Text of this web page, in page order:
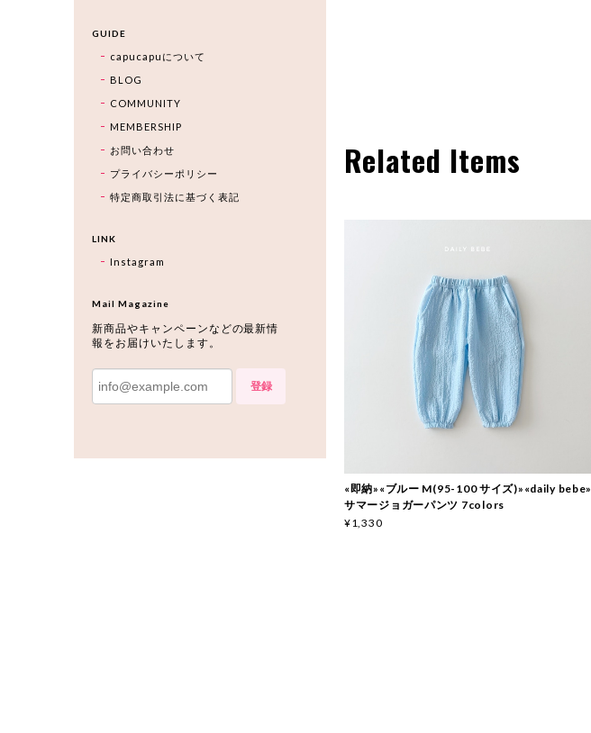
Related Items
«即納»«ブルー M(95-100 サイズ)»«daily bebe»
サマージョガーパンツ 7colors
¥1,330
GUIDE
capucapuについて
BLOG
COMMUNITY
MEMBERSHIP
お問い合わせ
プライバシーポリシー
特定商取引法に基づく表記
LINK
Instagram
Mail Magazine
新商品やキャンペーンなどの最新情
報をお届けいたします。
登録